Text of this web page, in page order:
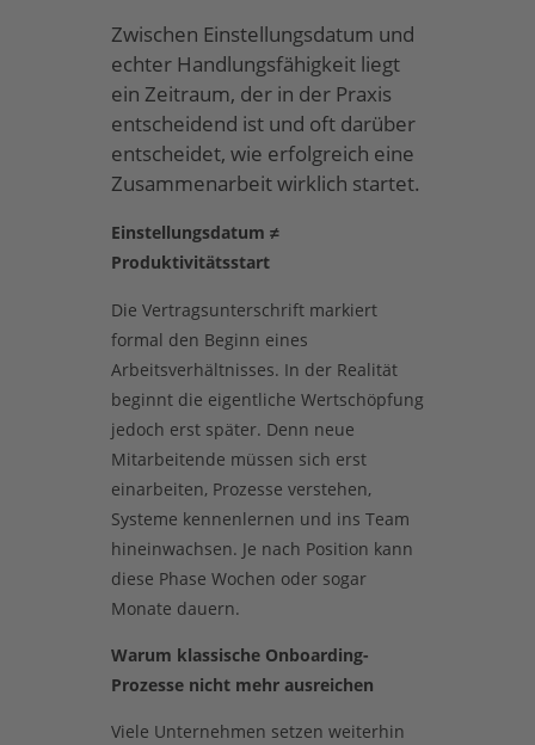
Zwischen Einstellungsdatum und
echter Handlungsfähigkeit liegt
ein Zeitraum, der in der Praxis
entscheidend ist und oft darüber
entscheidet, wie erfolgreich eine
Zusammenarbeit wirklich startet.
Einstellungsdatum ≠
Produktivitätsstart
Die Vertragsunterschrift markiert
formal den Beginn eines
Arbeitsverhältnisses. In der Realität
beginnt die eigentliche Wertschöpfung
jedoch erst später. Denn neue
Mitarbeitende müssen sich erst
einarbeiten, Prozesse verstehen,
Systeme kennenlernen und ins Team
hineinwachsen. Je nach Position kann
diese Phase Wochen oder sogar
Monate dauern.
Warum klassische Onboarding-
Prozesse nicht mehr ausreichen
Viele Unternehmen setzen weiterhin